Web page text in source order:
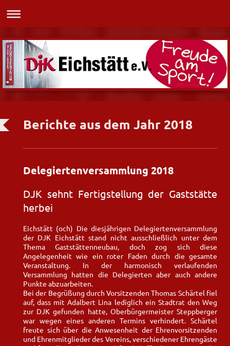
DJK Eichstätt
Berichte aus dem Jahr 2018
Delegiertenversammlung 2018
DJK sehnt Fertigstellung der Gaststätte
herbei
Eichstätt (och) Die diesjährigen Delegiertenversammlung
der DJK Eichstätt stand nicht ausschließlich unter dem
Thema Gaststättenneubau, doch zog sich diese
Angelegenheit wie ein roter Faden durch die gesamte
Veranstaltung. In der harmonisch verlaufenden
Versammlung hatten die Delegierten aber auch andere
Punkte abzuarbeiten.
Bei der Begrüßung durch Vorsitzenden Thomas Schärtel fiel
auf, dass mit Adalbert Lina lediglich ein Stadtrat den Weg
zur DJK gefunden hatte, Oberbürgermeister Steppberger
war wegen eines anderen Termins verhindert. Schärtel
freute sich über die Anwesenheit der Ehrenvorsitzenden
und Ehrenmitglieder des Vereins, verschiedener Ehrengäste